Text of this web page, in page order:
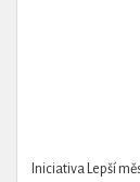
Iniciativa Lepší